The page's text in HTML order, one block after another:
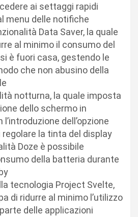
ai settaggi rapidi
menu delle notifiche
Data Saver, la quale
al minimo il consumo del
è fuori casa, gestendo le
che non abusino della
notturna, la quale imposta
dello schermo in
dell’opzione
la tinta del display
Doze è possibile
della batteria durante
tecnologia Project Svelte,
di ridurre al minimo l’utilizzo
delle applicazioni